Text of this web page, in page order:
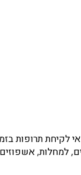
לקיחת תרופות
למחלות, אשפוזים